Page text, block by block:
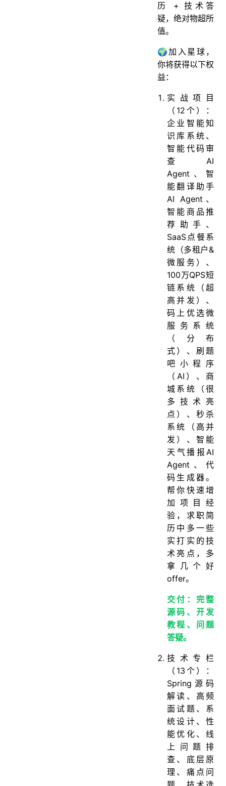
历 + 技术答
疑，绝对物超所
值。
🌍加入星球，
你将获得以下权
益：
实战项目
（12个）：
企业智能知
识库系统、
智能代码审
查AI
Agent、智
能翻译助手
AI Agent、
智能商品推
荐助手、
SaaS点餐系
统（多租户&
微服务）、
100万QPS短
链系统（超
高并发）、
码上优选微
服务系统
（分布
式）、刷题
吧小程序
（AI）、商
城系统（很
多技术亮
点）、秒杀
系统（高并
发）、智能
天气播报AI
Agent、代
码生成器。
帮你快速增
加项目经
验，求职简
历中多一些
实打实的技
术亮点，多
拿几个好
offer。
交付：完整
源码、开发
教程、问题
答疑。
技术专栏
（13个）：
Spring源码
解读、高频
面试题、系
统设计、性
能优化、线
上问题排
查、底层原
理、痛点问